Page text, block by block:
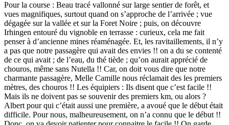
Pour la course : Beau tracé vallonné sur large sentier de forêt, et
vues magnifiques, surtout quand on s’approche de l’arrivée ; vue
dégagée sur la vallée et sur la Foret Noire ; puis, on découvre
Irhingen entouré du vignoble en terrasse : curieux, cela me fait
penser à d’ancienne mines réaménagée. Et, les ravitaillements, il n’y
a pas que notre passagère qui avait des envies !! on a du se contenté
de ce qui avait ; de l’eau, du thé tiède ; qu’on aurait apprécié de
chouros, même sans Nutella !! Car, on doit vous dire que notre
charmante passagère, Melle Camille nous réclamait des les premiers
mètres, des chouros !! Les équipiers : Ils disent que c’est facile !!
Mais ils ne doivent pas se souvenir des premiers km, ou alors ?
Albert pour qui c’était aussi une première, a avoué que le début était
difficile. Pour nous, malheureusement, on n’a connu que le début !!